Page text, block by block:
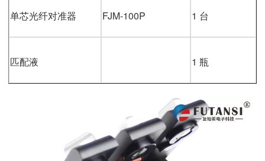
单芯光纤对准器 FJM-100P 1 台
匹配液 1 瓶